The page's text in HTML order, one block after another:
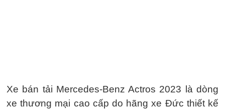
Xe bán tải Mercedes-Benz Actros 2023 là dòng
xe thương mại cao cấp do hãng xe Đức thiết kế